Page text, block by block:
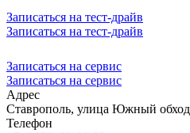
Записаться на тест-драйв
Записаться на тест-драйв
Записаться на сервис
Записаться на сервис
Адрес
Ставрополь, улица Южный
Телефон